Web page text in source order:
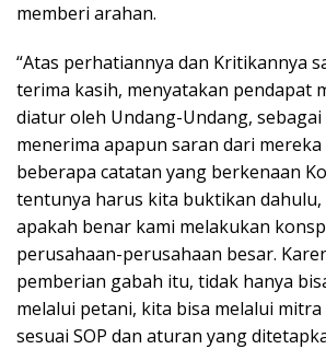
memberi arahan.
“Atas perhatiannya dan Kritikannya
terima kasih, menyatakan pendapat
diatur oleh Undang-Undang,
menerima apapun saran dari
beberapa catatan yang berkenaan
tentunya harus kita buktikan
apakah benar kami melakukan
perusahaan-perusahaan besar.
pemberian gabah itu, tidak hanya
melalui petani, kita bisa melalui
sesuai SOP dan aturan yang